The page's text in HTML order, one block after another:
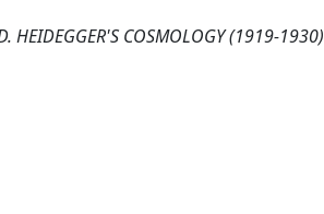
HEIDEGGER'S COSMOLOGY (1919-1930)